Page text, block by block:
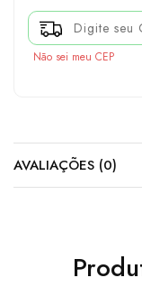
Não sei meu CEP
AVALIAÇÕES (0)